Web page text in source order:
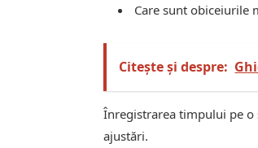
Care sunt obiceiurile
Citește și despre:
Înregistrarea timpului pe o
ajustări.